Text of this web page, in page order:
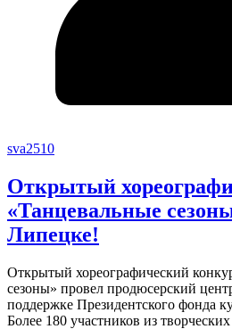
sva2510
Открытый
«Танцевальные
Липецке!
Открытый хореографический
сезоны» провел продюсерский
поддержке Президентского фонда
Более 180 участников из творческих